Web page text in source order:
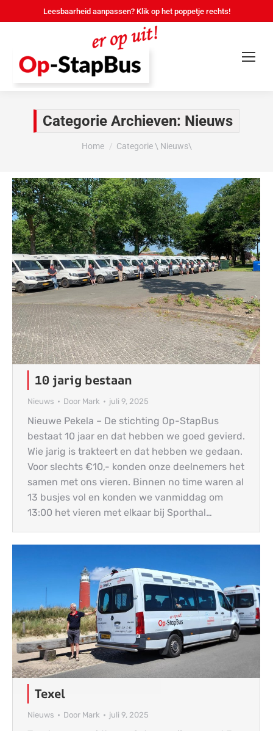
Leesbaarheid aanpassen? Klik op het poppetje rechts!
Categorie Archieven: Nieuws
Je bent hier:
Home Categorie \ Nieuws\
10 jarig bestaan
Nieuws Door Mark juli 9, 2025
Nieuwe Pekela – De stichting Op-StapBus
bestaat 10 jaar en dat hebben we goed gevierd.
Wie jarig is trakteert en dat hebben we gedaan.
Voor slechts €10,- konden onze deelnemers het
samen met ons vieren. Binnen no time waren al
13 busjes vol en konden we vanmiddag om
13:00 het vieren met elkaar bij Sporthal…
Texel
Nieuws Door Mark juli 9, 2025